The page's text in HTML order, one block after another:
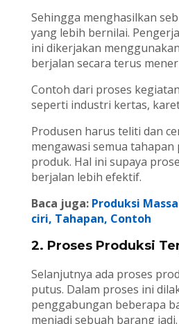
Sehingga menghasilkan
yang lebih bernilai.
ini dikerjakan
berjalan secara terus
Contoh dari proses
seperti industri kertas,
Produsen harus teliti dan
mengawasi semua tahapan
produk. Hal ini supaya
berjalan lebih efektif.
Baca juga: Produksi
ciri, Tahapan, Contoh
2. Proses Produksi
Selanjutnya ada proses
putus. Dalam proses ini
penggabungan beberapa
menjadi sebuah barang jadi.